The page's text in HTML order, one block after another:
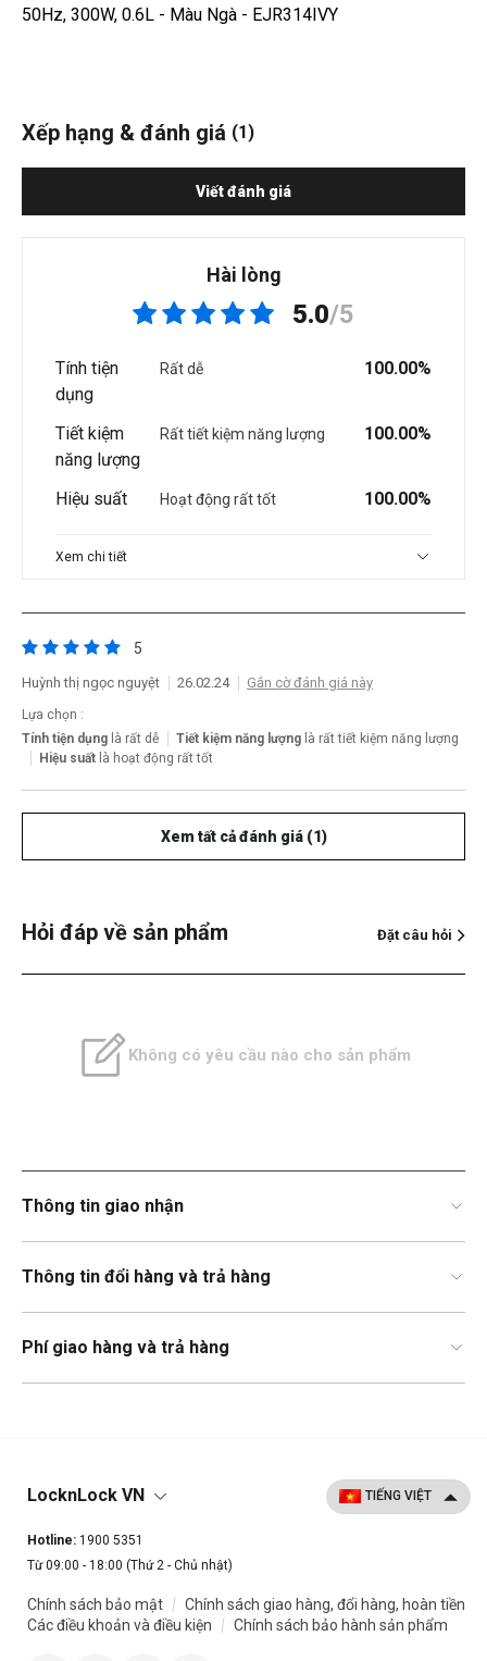
50Hz, 300W, 0.6L - Màu Ngà - EJR314IVY
Xếp hạng & đánh giá (1)
Viết đánh giá
Hài lòng
5.0/5
Tính tiện
dụng
Rất dễ 100.00%
Tiết kiệm
năng lượng
Rất tiết kiệm năng lượng 100.00%
Hiệu suất Hoạt động rất tốt 100.00%
Xem chi tiết
5
Huỳnh thị ngọc nguyệt 26.02.24 Gắn cờ đánh giá này
Lựa chọn :
Tính tiện dụng là rất dễ Tiết kiệm năng lượng là rất tiết kiệm năng lượng
Hiệu suất là hoạt động rất tốt
Xem tất cả đánh giá (1)
Hỏi đáp về sản phẩm Đặt câu hỏi
Không có yêu cầu nào cho sản phẩm
Thông tin giao nhận
Thông tin đổi hàng và trả hàng
Phí giao hàng và trả hàng
LocknLock VN
Hotline: 1900 5351
Từ 09:00 - 18:00 (Thứ 2 - Chủ nhật)
Chính sách bảo mật | Chính sách giao hàng, đổi hàng, hoàn tiền
Các điều khoản và điều kiện
| Chính sách bảo hành sản phẩm